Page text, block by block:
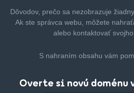
Dôvodov, prečo sa nezobrazuje
Ak ste správca webu, môžete
alebo kontaktovať svojho
S nahraním obsahu vám
Overte si novú doménu